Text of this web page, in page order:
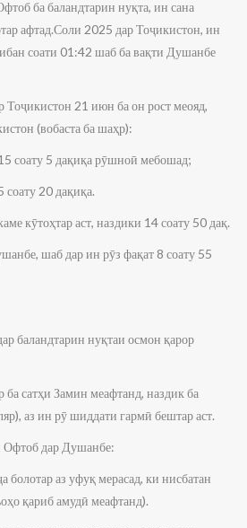
ба баландтарин нуқта, ин сана
афтад.Соли 2025 дар Тоҷикистон, ин
соати 01:42 шаб ба вақти Душанбе
Тоҷикистон 21 июн ба он рост меояд,
(вобаста ба шаҳр):
соату 5 дақиқа рӯшноӣ мебошад;
20 дақиқа.
кӯтоҳтар аст, наздики 14 соату 50 дақ.
шаб дар ин рӯз фақат 8 соату 55
баландтарин нуқтаи осмон қарор
сатҳи Замин меафтанд, наздик ба
аз ин рӯ шиддати гармӣ бештар аст.
дар Душанбе:
болотар аз уфуқ мерасад, ки нисбатан
қариб амудӣ меафтанд).